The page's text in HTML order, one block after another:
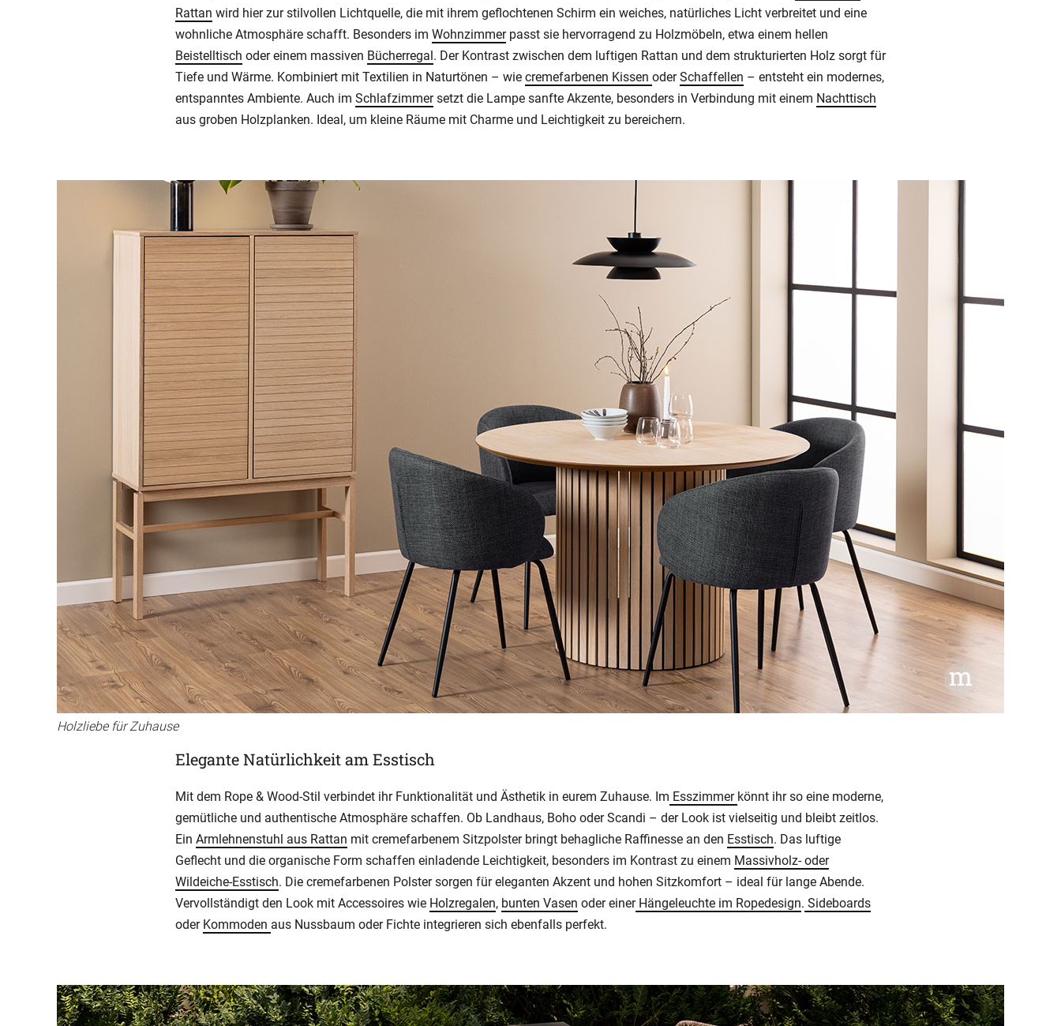
Rattan wird hier zur stilvollen Lichtquelle, die mit ihrem geflochtenen Schirm ein weiches, natürliches Licht verbreitet und eine
wohnliche Atmosphäre schafft. Besonders im Wohnzimmerpasst sie hervorragend zu Holzmöbeln, etwa einem hellen
Beistelltisch oder einem massiven Bücherregal. Der Kontrast zwischen dem luftigen Rattan und dem strukturierten Holz sorgt für
Tiefe und Wärme. Kombiniert mit Textilien in Naturtönen – wie cremefarbenen Kissen oderSchaffellen – entsteht ein modernes,
entspanntes Ambiente. Auch im Schlafzimmersetzt die Lampe sanfte Akzente, besonders in Verbindung mit einem Nachttisch
aus groben Holzplanken. Ideal, um kleine Räume mit Charme und Leichtigkeit zu bereichern.
Holzliebe für Zuhause
Elegante Natürlichkeit am Esstisch
Mit dem Rope & Wood-Stil verbindet ihr Funktionalität und Ästhetik in eurem Zuhause. Im Esszimmer könnt ihr so eine moderne,
gemütliche und authentische Atmosphäre schaffen. Ob Landhaus, Boho oder Scandi – der Look ist vielseitig und bleibt zeitlos.
Ein Armlehnenstuhl aus Rattan mit cremefarbenem Sitzpolster bringt behagliche Raffinesse an den Esstisch. Das luftige
Geflecht und die organische Form schaffen einladende Leichtigkeit, besonders im Kontrast zu einem Massivholz- oder
Wildeiche-Esstisch. Die cremefarbenen Polster sorgen für eleganten Akzent und hohen Sitzkomfort – ideal für lange Abende.
Vervollständigt den Look mit Accessoires wie Holzregalen, bunten Vasen oder einerHängeleuchte im Ropedesign. Sideboards
oder Kommoden aus Nussbaum oder Fichte integrieren sich ebenfalls perfekt.